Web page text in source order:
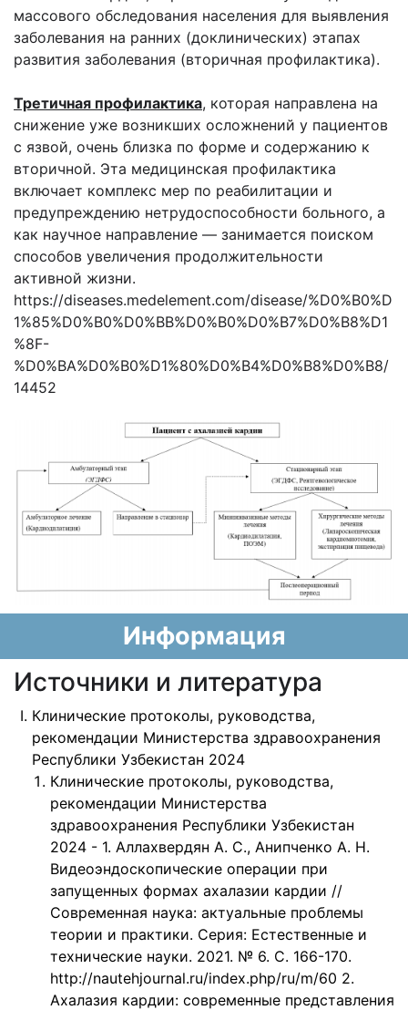
массового обследования населения для выявления
заболевания на ранних (доклинических) этапах
развития заболевания (вторичная профилактика).
Третичная профилактика, которая направлена на
снижение уже возникших осложнений у пациентов
с язвой, очень близка по форме и содержанию к
вторичной. Эта медицинская профилактика
включает комплекс мер по реабилитации и
предупреждению нетрудоспособности больного, а
как научное направление — занимается поиском
способов увеличения продолжительности
активной жизни.
https://diseases.medelement.com/disease/%D0%B0%D
1%85%D0%B0%D0%BB%D0%B0%D0%B7%D0%B8%D1
%8F-
%D0%BA%D0%B0%D1%80%D0%B4%D0%B8%D0%B8/
14452
Информация
Источники и литература
Клинические протоколы, руководства,
рекомендации Министерства здравоохранения
Республики Узбекистан 2024
Клинические протоколы, руководства,
рекомендации Министерства
здравоохранения Республики Узбекистан
2024 - 1. Аллахвердян А. С., Анипченко А. Н.
Видеоэндоскопические операции при
запущенных формах ахалазии кардии //
Современная наука: актуальные проблемы
теории и практики. Серия: Естественные и
технические науки. 2021. № 6. С. 166-170.
http://nautehjournal.ru/index.php/ru/m/60 2.
Ахалазия кардии: современные представления